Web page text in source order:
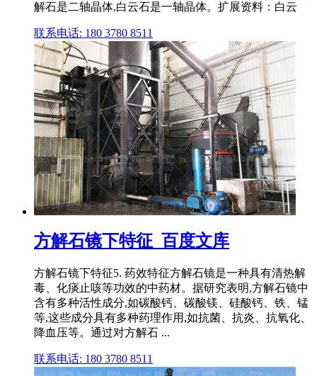
解石是二轴晶体,白云石是一轴晶体。扩展资料：白云
联系电话: 180 3780 8511
方解石镜下特征_百度文库
方解石镜下特征5. 药效特征方解石镜是一种具有清热解
毒、化痰止咳等功效的中药材。据研究表明,方解石镜中
含有多种活性成分,如碳酸钙、碳酸镁、硅酸钙、铁、锰
等,这些成分具有多种药理作用,如抗菌、抗炎、抗氧化、
降血压等。通过对方解石 ...
联系电话: 180 3780 8511